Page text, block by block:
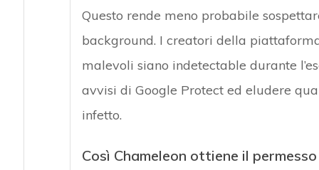
Questo rende meno probabile
background. I creatori della
malevoli siano indetectable durante
avvisi di Google Protect ed eludere
infetto.
Così Chameleon ottiene il